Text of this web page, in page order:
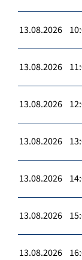
13.08.2026
13.08.2026
13.08.2026
13.08.2026
13.08.2026
13.08.2026
13.08.2026